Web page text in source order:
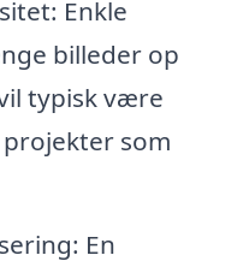
Enkle
billeder op
typisk være
som
En